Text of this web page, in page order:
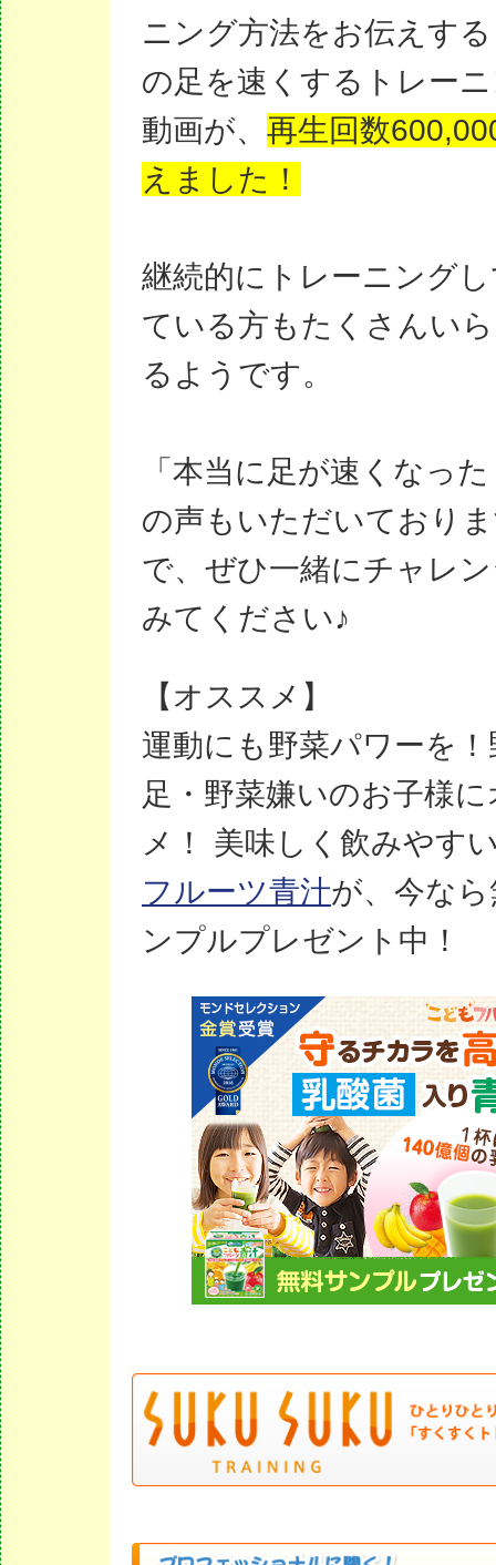
ニング方法をお伝えす
の足を速くするトレー
動画が、 再生回数
えました！
継続的にトレーニング
ている方もたくさんい
るようです。
「本当に足が速くなっ
の声もいただいており
で、ぜひ一緒にチャレ
みてください♪
【オススメ】
運動にも野菜パワーを！
足・野菜嫌いのお子様
メ！ 美味しく飲みやす
フルーツ青汁が、今な
ンプルプレゼント中！